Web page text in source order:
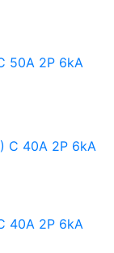
50A 2P 6kA
40A 2P 6kA